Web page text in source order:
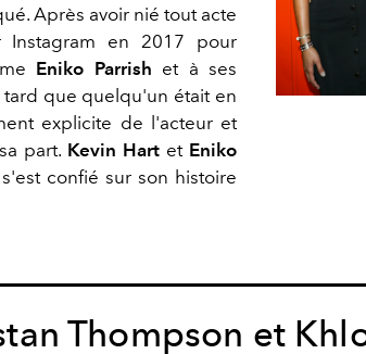
Après avoir nié tout acte
Instagram en 2017 pour
Eniko Parrish et à ses
tard que quelqu'un était en
explicite de l'acteur et
part. Kevin Hart et Eniko
confié sur son histoire
Thompson et